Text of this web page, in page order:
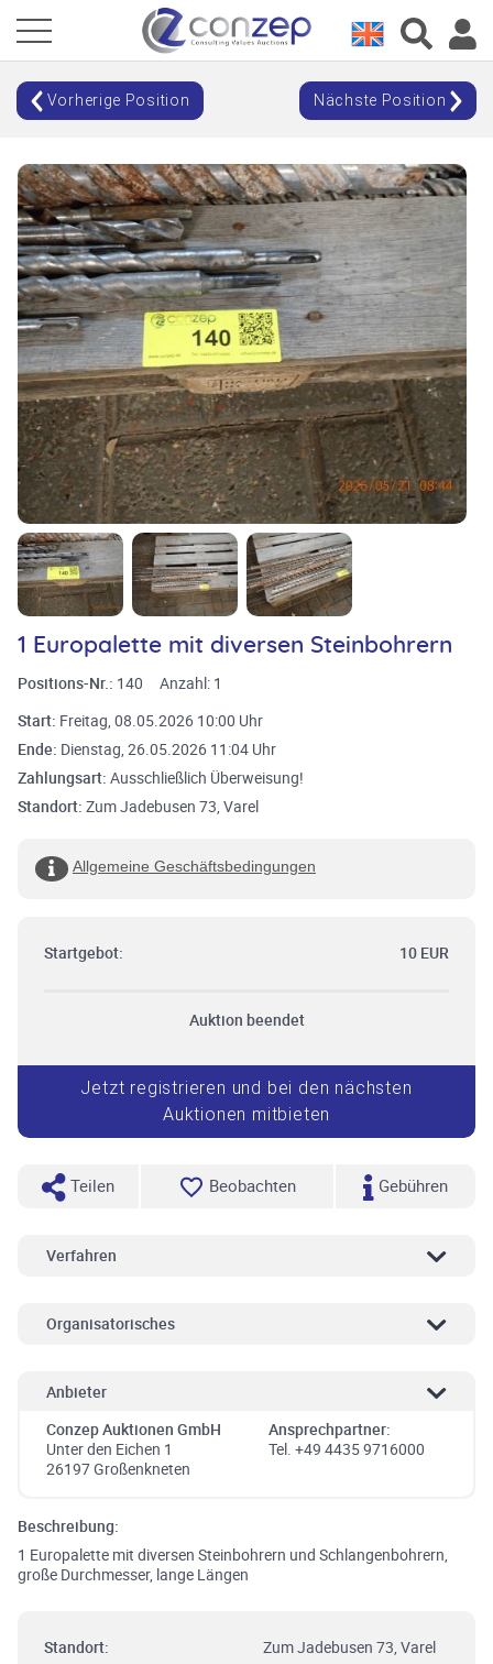
Vorherige Position Nächste Position
1 Europalette mit diversen Steinbohrern
Positions-Nr.: 140 Anzahl: 1
Start: Freitag, 08.05.2026 10:00 Uhr
Ende: Dienstag, 26.05.2026 11:04 Uhr
Zahlungsart: Ausschließlich Überweisung!
Standort: Zum Jadebusen 73, Varel
Allgemeine Geschäftsbedingungen
Startgebot: 10 EUR
Auktion beendet
Jetzt registrieren und bei den nächsten
Auktionen mitbieten
Teilen Beobachten Gebühren
Verfahren
Organisatorisches
Anbieter
Conzep Auktionen GmbH
Unter den Eichen 1
26197 Großenkneten
Ansprechpartner:
Tel. +49 4435 9716000
Beschreibung:
1 Europalette mit diversen Steinbohrern und Schlangenbohrern,
große Durchmesser, lange Längen
Standort:
Zum Jadebusen 73, Varel